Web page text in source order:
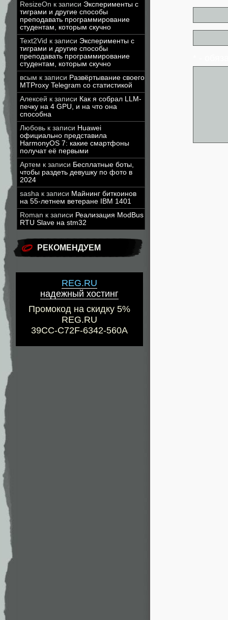
ResizeOn к записи Эксперименты с
тиграми и другие способы
преподавать программирование
студентам, которым скучно
Text2Vid к записи Эксперименты с
тиграми и другие способы
преподавать программирование
студентам, которым скучно
всым к записи Развёртывание своего
MTProxy Telegram со статистикой
Алексей к записи Как я собрал LLM-
печку на 4 GPU, и на что она
способна
Любовь к записи Huawei
официально представила
HarmonyOS 7: какие смартфоны
получат её первыми
Артем к записи Бесплатные боты,
чтобы раздеть девушку по фото в
2024
sasha к записи Майнинг биткоинов
на 55-летнем ветеране IBM 1401
Roman к записи Реализация ModBus
RTU Slave на stm32
РЕКОМЕНДУЕМ
REG.RU
надежный хостинг
Промокод на скидку 5%
REG.RU
39CC-C72F-6342-560A